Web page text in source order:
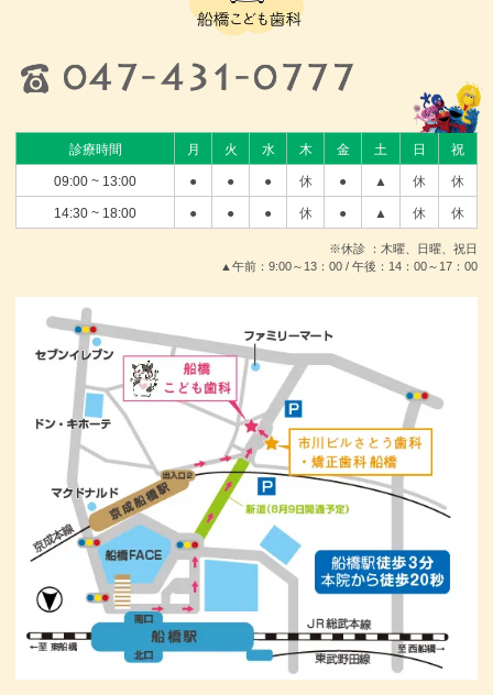
診療時間 月 火 水 木 金 土 日 祝
09:00 ~ 13:00 ● ● ● 休 ● ▲ 休 休
14:30 ~ 18:00 ● ● ● 休 ● ▲ 休 休
※休診 ：木曜、日曜、祝日
▲午前：9:00～13：00 / 午後：14：00～17：00